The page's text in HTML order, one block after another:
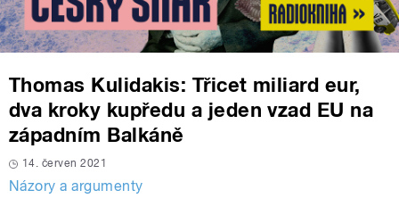
Thomas Kulidakis: Třicet miliard eur,
dva kroky kupředu a jeden vzad EU na
západním Balkáně
14. červen 2021
Názory a argumenty